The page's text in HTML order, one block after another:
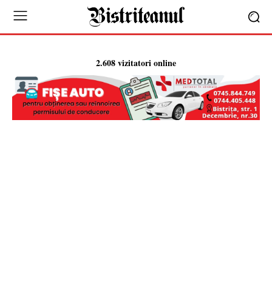
2.608 vizitatori online